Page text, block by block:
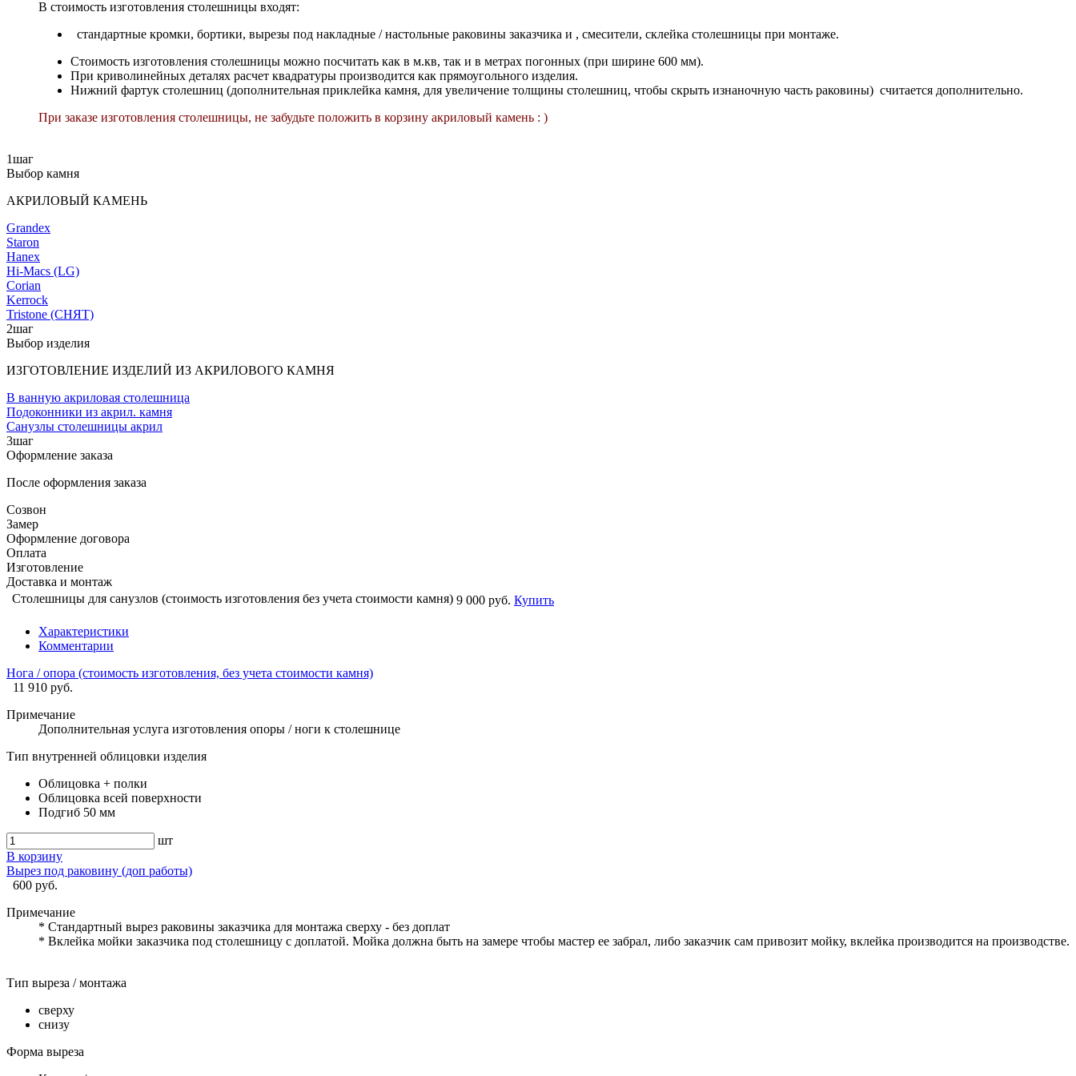
В стоимость изготовления столешницы входят:
стандартные кромки, бортики, вырезы под накладные / настольные раковины заказчика и , смесители, склейка столешницы при монтаже.
Стоимость изготовления столешницы можно посчитать как в м.кв, так и в метрах погонных (при ширине 600 мм).
При криволинейных деталях расчет квадратуры производится как прямоугольного изделия.
Нижний фартук столешниц (дополнительная приклейка камня, для увеличение толщины столешниц, чтобы скрыть изнаночную часть раковины) считается дополнительно.
При заказе изготовления столешницы, не забудьте положить в корзину акриловый камень : )
1шаг
Выбор камня
АКРИЛОВЫЙ КАМЕНЬ
Grandex
Staron
Hanex
Hi-Macs (LG)
Corian
Kerrock
Tristone (СНЯТ)
2шаг
Выбор изделия
ИЗГОТОВЛЕНИЕ ИЗДЕЛИЙ ИЗ АКРИЛОВОГО КАМНЯ
В ванную акриловая столешница
Подоконники из акрил. камня
Санузлы столешницы акрил
3шаг
Оформление заказа
После оформления заказа
Созвон
Замер
Оформление договора
Оплата
Изготовление
Доставка и монтаж
Столешницы для санузлов (стоимость изготовления без учета стоимости камня) 9 000 руб. Купить
Характеристики
Комментарии
Нога / опора (стоимость изготовления, без учета стоимости камня)
11 910 руб.
Примечание
Дополнительная услуга изготовления опоры / ноги к столешнице
Тип внутренней облицовки изделия
Облицовка + полки
Облицовка всей поверхности
Подгиб 50 мм
шт
В корзину
Вырез под раковину (доп работы)
600 руб.
Примечание
* Стандартный вырез раковины заказчика для монтажа сверху - без доплат
* Вклейка мойки заказчика под столешницу с доплатой. Мойка должна быть на замере чтобы мастер ее забрал, либо заказчик сам привозит мойку, вклейка производится на производстве.
Тип выреза / монтажа
сверху
снизу
Форма выреза